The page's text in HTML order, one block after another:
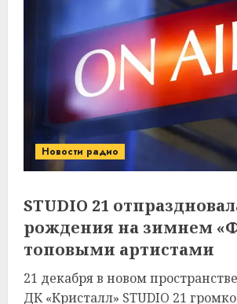
Новости радио
STUDIO 21
рождения на зимнем
топовыми артистами
21 декабря в новом
ДК «Кристалл» STUDIO 21